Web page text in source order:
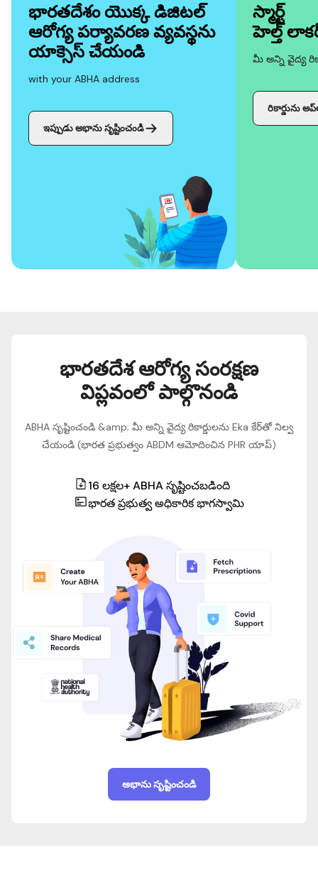
భారతదేశం యొక్క డిజిటల్
ఆరోగ్య పర్యావరణ వ్యవస్థను
యాక్సెస్ చేయండి
with your ABHA address
ఇప్పుడు అభాను సృష్టించండి
స్మార్ట్
హెల్త్
మీ అన్ని వైద్య
రికార్డును
భారతదేశ ఆరోగ్య సంరక్షణ
విప్లవంలో పాల్గొనండి
ABHA సృష్టించండి &amp; మీ అన్ని వైద్య రికార్డులను Eka కేర్‌తో నిల్వ
చేయండి (భారత ప్రభుత్వం ABDM ఆమోదించిన PHR యాప్)
16 లక్షల+ ABHA సృష్టించబడింది
భారత ప్రభుత్వ అధికారిక భాగస్వామి
అభాను సృష్టించండి